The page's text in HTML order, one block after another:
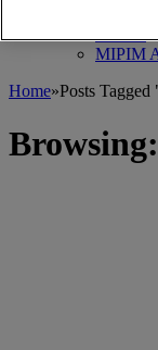
MIPIM
Home»Posts
Browsing: